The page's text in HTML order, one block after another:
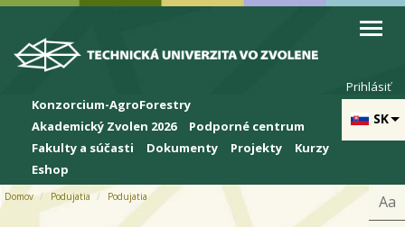
Skip to cookies
Skip to navigation
Skočiť na hlavný obsah
SK
Prihlásiť
Konzorcium-AgroForestry
Akademický Zvolen 2026
Podporné centrum
Fakulty a súčasti
Dokumenty Projekty
Kurzy
Eshop
Aa
Domov Podujatia Podujatia